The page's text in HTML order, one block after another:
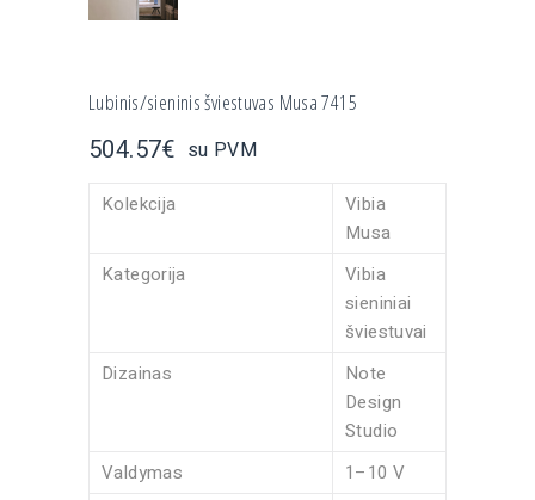
Lubinis/sieninis šviestuvas Musa 7415
504.57€ su PVM
Kolekcija
Vibia
Musa
Kategorija
Vibia
sieniniai
šviestuvai
Dizainas
Note
Design
Studio
Valdymas
1–10 V